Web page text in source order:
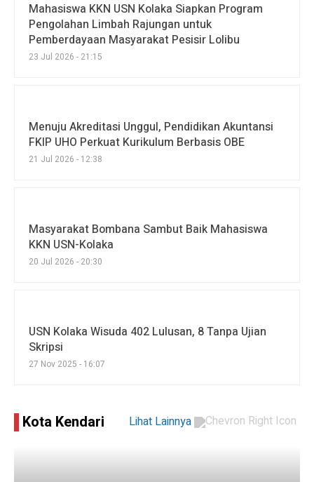
Mahasiswa KKN USN Kolaka Siapkan Program
Pengolahan Limbah Rajungan untuk
Pemberdayaan Masyarakat Pesisir Lolibu
23 Jul 2026 - 21:15
Menuju Akreditasi Unggul, Pendidikan Akuntansi
FKIP UHO Perkuat Kurikulum Berbasis OBE
21 Jul 2026 - 12:38
Masyarakat Bombana Sambut Baik Mahasiswa
KKN USN-Kolaka
20 Jul 2026 - 20:30
USN Kolaka Wisuda 402 Lulusan, 8 Tanpa Ujian
Skripsi
27 Nov 2025 - 16:07
Kota Kendari Lihat Lainnya